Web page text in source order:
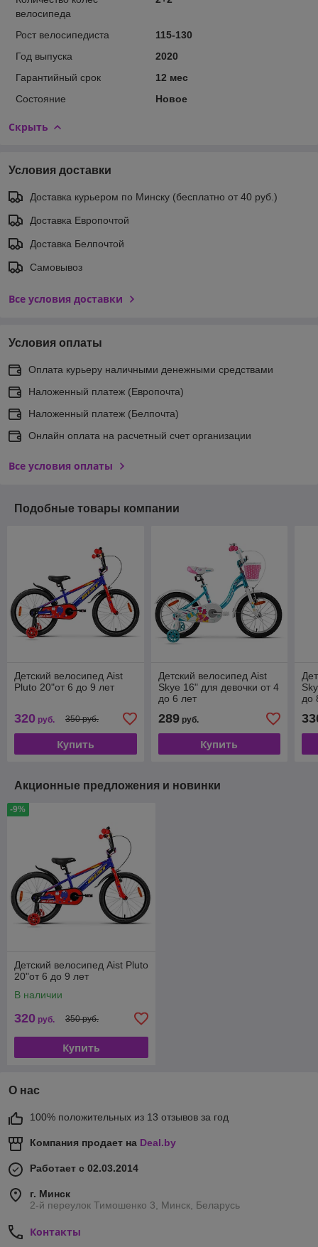
велосипеда
Рост велосипедиста
115-130
Год выпуска
2020
Гарантийный срок
12 мес
Состояние
Новое
Скрыть
Условия доставки
Доставка курьером по Минску (бесплатно от 40 руб.)
Доставка Европочтой
Доставка Белпочтой
Самовывоз
Все условия доставки
Условия оплаты
Оплата курьеру наличными денежными средствами
Наложенный платеж (Европочта)
Наложенный платеж (Белпочта)
Онлайн оплата на расчетный счет организации
Все условия оплаты
Подобные товары компании
Детский велосипед Aist
Pluto 20"от 6 до 9 лет
320 руб. 350 руб.
Купить
Детский велосипед Aist
Skye 16" для девочки от 4
до 6 лет
289руб.
Купить
до
Акционные предложения и новинки
-9%
Детский велосипед Aist Pluto
20"от 6 до 9 лет
В наличии
320 руб. 350 руб.
Купить
О нас
100% положительных из 13 отзывов за год
Компания продает на Deal.by
Работает с 02.03.2014
г. Минск
2-й переулок Тимошенко 3, Минск, Беларусь
Контакты